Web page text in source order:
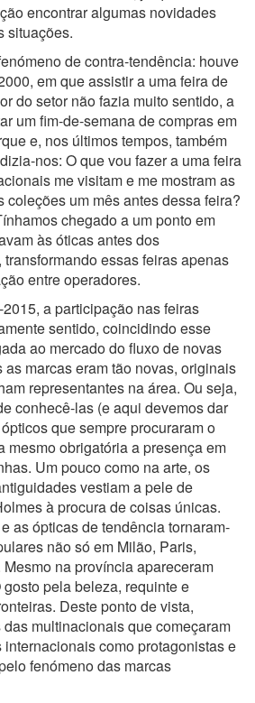
encontrar algumas novidades
situações.
de contra-tendência: houve
em que assistir a uma feira de
do setor não fazia muito sentido, a
um fim-de-semana de compras em
e, nos últimos tempos, também
nos: O que vou fazer a uma feira
me visitam e me mostram as
coleções um mês antes dessa feira?
chegado a um ponto em
às óticas antes dos
essas feiras apenas
entre operadores.
a participação nas feiras
sentido, coincidindo esse
ao mercado do fluxo de novas
as marcas eram tão novas, originais
representantes na área. Ou seja,
conhecê-las (e aqui devemos dar
que sempre procuraram o
mesmo obrigatória a presença em
Um pouco como na arte, os
vestiam a pele de
à procura de coisas únicas.
as ópticas de tendência tornaram-
não só em Milão, Paris,
na província apareceram
pela beleza, requinte e
Deste ponto de vista,
multinacionais que começaram
como protagonistas e
fenómeno das marcas